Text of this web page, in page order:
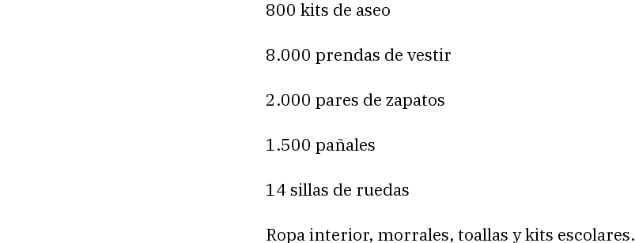
800 kits de aseo
8.000 prendas de vestir
2.000 pares de zapatos
1.500 pañales
14 sillas de ruedas
Ropa interior, morrales, toallas y kits escolares.